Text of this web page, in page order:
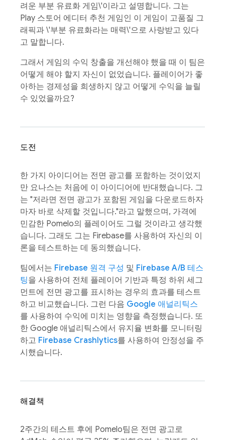
려운 부분 유료화 게임\'이라고 설명합니다. 그는
Play 스토어 에디터 추천 게임인 이 게임이 고품질 그
래픽과 \'부분 유료화라는 매력\'으로 사랑받고 있다
고 말합니다.
그래서 게임의 수익 창출을 개선해야 했을 때 이 팀은
어떻게 해야 할지 자신이 없었습니다. 플레이어가 좋
아하는 경제성을 희생하지 않고 어떻게 수익을 늘릴
수 있었을까요?
도전
한 가지 아이디어는 전면 광고를 포함하는 것이었지
만 요나스는 처음에 이 아이디어에 반대했습니다. 그
는 "저라면 전면 광고가 포함된 게임을 다운로드하자
마자 바로 삭제할 것입니다."라고 말했으며, 가격에
민감한 Pomelo의 플레이어도 그럴 것이라고 생각했
습니다. 그래도 그는 Firebase를 사용하여 자신의 이
론을 테스트하는 데 동의했습니다.
팀에서는 Firebase 원격 구성 및 Firebase A/B 테스
팅을 사용하여 전체 플레이어 기반과 특정 하위 세그
먼트에 전면 광고를 표시하는 경우의 효과를 테스트
하고 비교했습니다. 그런 다음 Google 애널리틱스
를 사용하여 수익에 미치는 영향을 측정했습니다. 또
한 Google 애널리틱스에서 유지율 변화를 모니터링
하고 Firebase Crashlytics를 사용하여 안정성을 주
시했습니다.
해결책
2주간의 테스트 후에 Pomelo팀은 전면 광고로